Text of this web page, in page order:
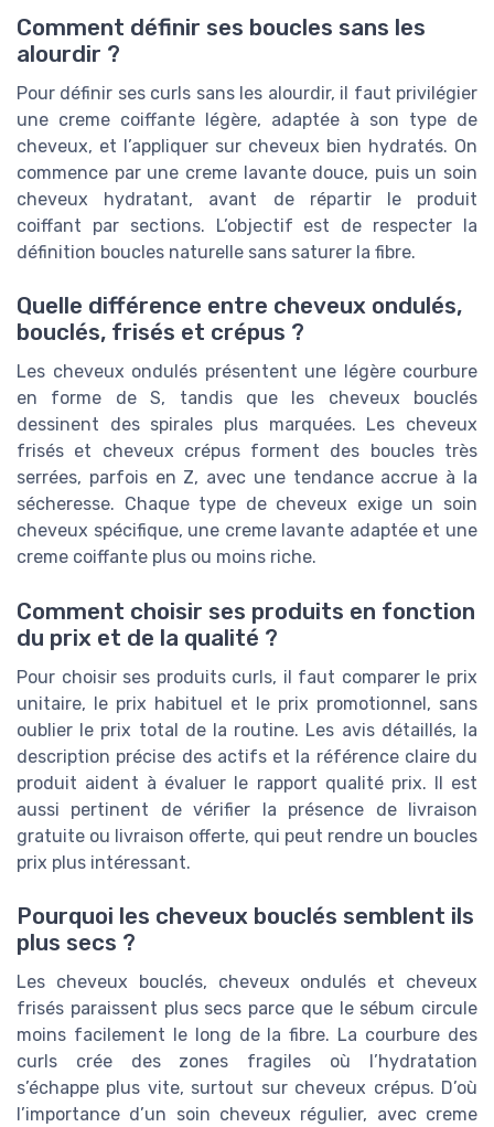
Comment définir ses boucles sans les
alourdir ?
Pour définir ses curls sans les alourdir, il faut privilégier
une creme coiffante légère, adaptée à son type de
cheveux, et l’appliquer sur cheveux bien hydratés. On
commence par une creme lavante douce, puis un soin
cheveux hydratant, avant de répartir le produit
coiffant par sections. L’objectif est de respecter la
définition boucles naturelle sans saturer la fibre.
Quelle différence entre cheveux ondulés,
bouclés, frisés et crépus ?
Les cheveux ondulés présentent une légère courbure
en forme de S, tandis que les cheveux bouclés
dessinent des spirales plus marquées. Les cheveux
frisés et cheveux crépus forment des boucles très
serrées, parfois en Z, avec une tendance accrue à la
sécheresse. Chaque type de cheveux exige un soin
cheveux spécifique, une creme lavante adaptée et une
creme coiffante plus ou moins riche.
Comment choisir ses produits en fonction
du prix et de la qualité ?
Pour choisir ses produits curls, il faut comparer le prix
unitaire, le prix habituel et le prix promotionnel, sans
oublier le prix total de la routine. Les avis détaillés, la
description précise des actifs et la référence claire du
produit aident à évaluer le rapport qualité prix. Il est
aussi pertinent de vérifier la présence de livraison
gratuite ou livraison offerte, qui peut rendre un boucles
prix plus intéressant.
Pourquoi les cheveux bouclés semblent ils
plus secs ?
Les cheveux bouclés, cheveux ondulés et cheveux
frisés paraissent plus secs parce que le sébum circule
moins facilement le long de la fibre. La courbure des
curls crée des zones fragiles où l’hydratation
s’échappe plus vite, surtout sur cheveux crépus. D’où
l’importance d’un soin cheveux régulier, avec creme